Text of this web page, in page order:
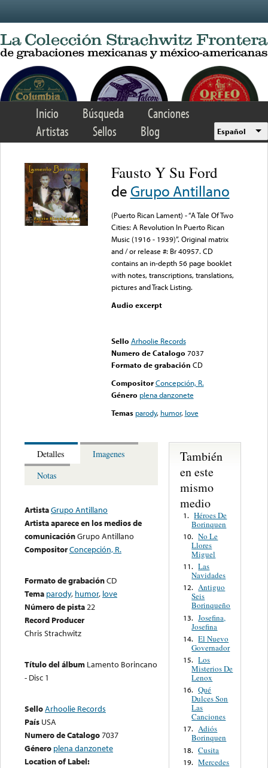
Inicio Búsqueda
Canciones
Artistas
Sellos Blog Español
Fausto Y Su Ford
de Grupo Antillano
(Puerto Rican Lament) - “A Tale Of Two
Cities: A Revolution In Puerto Rican
Music (1916 - 1939)”. Original matrix
and / or release #: Br 40957. CD
contains an in-depth 56 page booklet
with notes, transcriptions, translations,
pictures and Track Listing.
Audio excerpt
Sello Arhoolie Records
Numero de Catalogo 7037
Formato de grabación CD
Compositor Concepción, R.
Género plena danzonete
Temas parody, humor, love
Detalles
Imagenes
Notas
ArtistaGrupo Antillano
Artista aparece en los medios de
comunicaciónGrupo Antillano
CompositorConcepción, R.
Formato de grabaciónCD
Tema parody, humor, love
Número de pista22
Record Producer
Chris Strachwitz
Título del álbum Lamento Borincano
- Disc 1
SelloArhoolie Records
País USA
Numero de Catalogo7037
Género plena danzonete
Location of Label:
También
en este
mismo
medio
1. Héroes De
Borinquen
10. No Le
Llores
Miguel
11. Las
Navidades
12. Antiguo
Seis
Borinqueño
13. Josefina,
Josefina
14. El Nuevo
Governador
15. Los
Misterios De
Lenox
16. Qué
Dulces Son
Las
Canciones
17. Adiós
Borinquen
18. Cusita
19. Mercedes